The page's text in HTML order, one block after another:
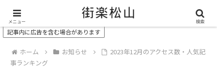
＼ 松山の街を“オモシロク”する地域情報メディア ／
記事内に広告を含む場合があります
ホーム お知らせ
2023年12月のアクセス数・人気記
事ランキング
メニュー 検索